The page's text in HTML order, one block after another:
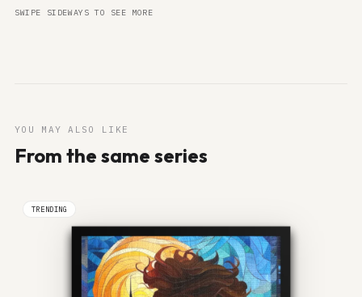
SWIPE SIDEWAYS TO SEE MORE
YOU MAY ALSO LIKE
From the same series
TRENDING